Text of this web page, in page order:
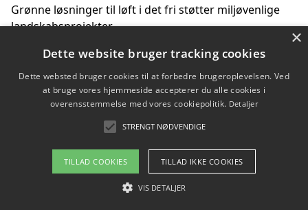
Grønne løsninger til løft i det fri støtter miljøvenlige
landskabsprojekter
Gør haven til et frirum for familien og naturen
Copyright 2026 - Pilanto Aps
Om / kontakt
Blog Betingelser
×
Dette website bruger tracking cookies
Dette websted bruger cookies til at forbedre brugeroplevelsen. Ved
at bruge vores hjemmeside accepterer du alle cookies i
overensstemmelse med vores cookiepolitik. Detaljer
STRENGT NØDVENDIGE
TILLAD COOKIES TILLAD IKKE COOKIES
VIS DETALJER